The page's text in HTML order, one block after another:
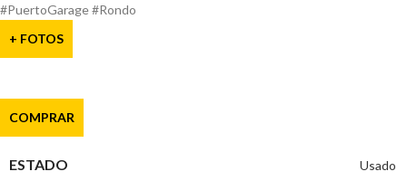
#PuertoGarage #Rondo
+ FOTOS
COMPRAR
ESTADO Usado